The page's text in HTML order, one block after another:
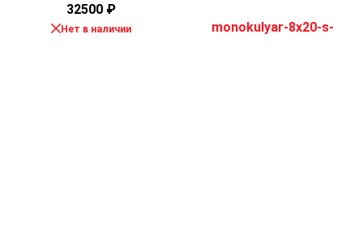
32500 ₽
Нет в наличии